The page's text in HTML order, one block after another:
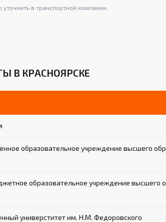
в транспортной компании.
В КРАСНОЯРСКЕ
образовательное учреждение высшего
образовательное учреждение высшего
универститет им. Н.М. Федоровского